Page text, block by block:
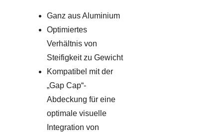
Ganz aus Aluminium
Optimiertes
Verhältnis von
Steifigkeit zu Gewicht
Kompatibel mit der
„Gap Cap“-
Abdeckung für eine
optimale visuelle
Integration von